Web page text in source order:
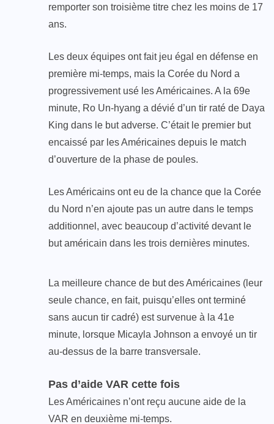
remporter son troisième titre chez les moins de 17
ans.
Les deux équipes ont fait jeu égal en défense en
première mi-temps, mais la Corée du Nord a
progressivement usé les Américaines. A la 69e
minute, Ro Un-hyang a dévié d’un tir raté de Daya
King dans le but adverse. C’était le premier but
encaissé par les Américaines depuis le match
d’ouverture de la phase de poules.
Les Américains ont eu de la chance que la Corée
du Nord n’en ajoute pas un autre dans le temps
additionnel, avec beaucoup d’activité devant le
but américain dans les trois dernières minutes.
La meilleure chance de but des Américaines (leur
seule chance, en fait, puisqu’elles ont terminé
sans aucun tir cadré) est survenue à la 41e
minute, lorsque Micayla Johnson a envoyé un tir
au-dessus de la barre transversale.
Pas d’aide VAR cette fois
Les Américaines n’ont reçu aucune aide de la
VAR en deuxième mi-temps.